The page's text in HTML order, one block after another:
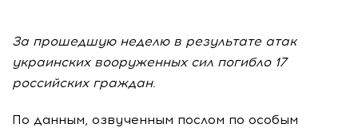
За прошедшую неделю в результате атак
украинских вооруженных сил погибло 17
российских граждан.
По данным, озвученным послом по особым